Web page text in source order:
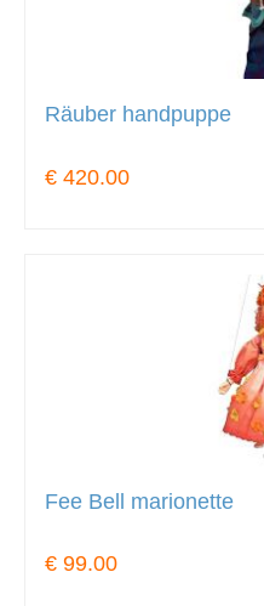
Räuber handpuppe
€ 420.00
Fee Bell marionette
€ 99.00